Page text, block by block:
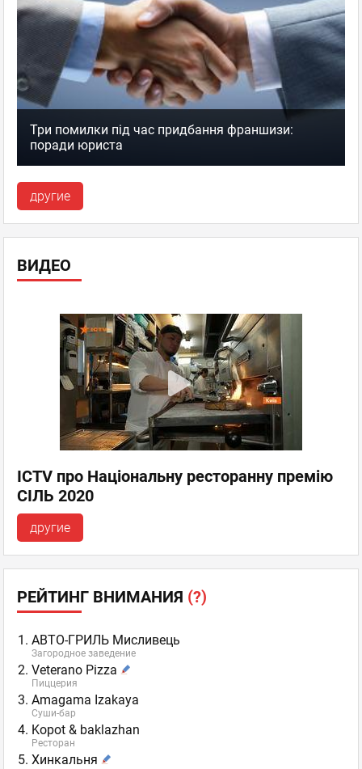
Три помилки під час придбання франшизи:
поради юриста
другие
ВИДЕО
ICTV про Національну ресторанну премію
СІЛЬ 2020
другие
РЕЙТИНГ ВНИМАНИЯ (?)
АВТО-ГРИЛЬ Мисливець
Загородное заведение
Veterano Pizza
Пиццерия
Amagama Izakaya
Суши-бар
Kopot & baklazhan
Ресторан
Хинкальня